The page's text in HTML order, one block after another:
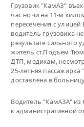
Грузовик "КамАЗ"
час ночи на 11-м
пересечения с
водитель грузовика
результате сильного
житель ст.Подъем
ДТП, медикам,
25-летняя
доставлена в
Водитель "КамАЗА" из
к административной